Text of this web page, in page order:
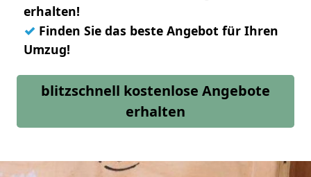
erhalten!
✓ Finden Sie das beste Angebot für Ihren
Umzug!
blitzschnell kostenlose Angebote
erhalten